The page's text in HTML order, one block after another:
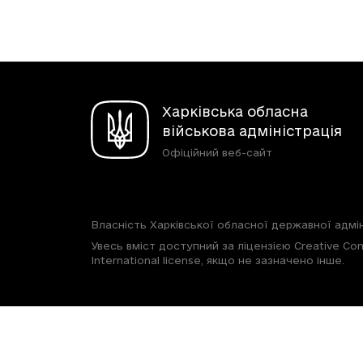
Харківська обласна
військова адміністрація
Офіційний веб-сайт
Власність Харківської обласної державної
Увесь вміст доступний за ліцензією Creative
International license, якщо не зазначено інше.